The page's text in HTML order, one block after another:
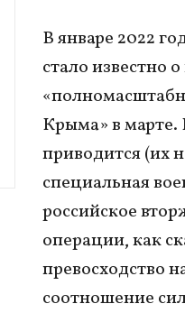
В январе 2022
стало известно
Крыма» в марте.
приводится (их
специальная
российское
операции, как
превосходство
соотношение